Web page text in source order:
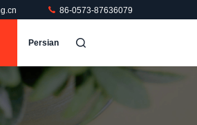
86-0573-87636079
Persian